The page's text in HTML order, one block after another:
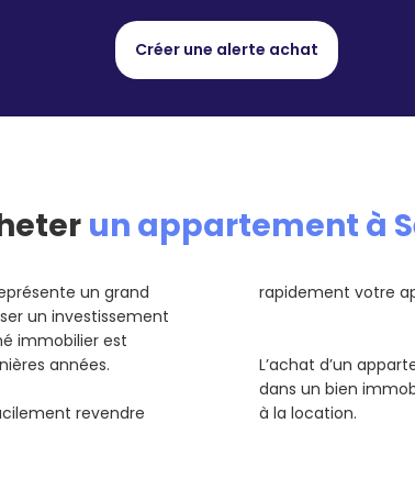
Créer une alerte achat
un appartement à
un grand
un investissement
immobilier est
années.
revendre
rapidement votre
L’achat d’un
dans un bien
à la location.